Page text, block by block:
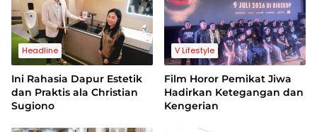
Headline
Ini Rahasia Dapur Estetik
dan Praktis ala Christian
Sugiono
V Lifestyle
Film Horor Pemikat Jiwa
Hadirkan Ketegangan dan
Kengerian